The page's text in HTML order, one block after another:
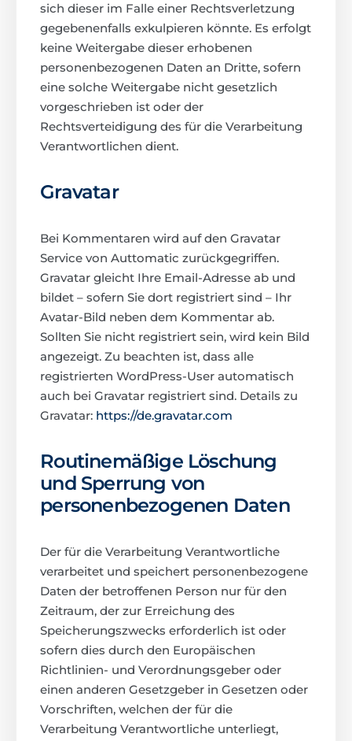
sich dieser im Falle einer Rechtsverletzung
gegebenenfalls exkulpieren könnte. Es erfolgt
keine Weitergabe dieser erhobenen
personenbezogenen Daten an Dritte, sofern
eine solche Weitergabe nicht gesetzlich
vorgeschrieben ist oder der
Rechtsverteidigung des für die Verarbeitung
Verantwortlichen dient.
Gravatar
Bei Kommentaren wird auf den Gravatar
Service von Auttomatic zurückgegriffen.
Gravatar gleicht Ihre Email-Adresse ab und
bildet – sofern Sie dort registriert sind – Ihr
Avatar-Bild neben dem Kommentar ab.
Sollten Sie nicht registriert sein, wird kein Bild
angezeigt. Zu beachten ist, dass alle
registrierten WordPress-User automatisch
auch bei Gravatar registriert sind. Details zu
Gravatar: https://de.gravatar.com
Routinemäßige Löschung
und Sperrung von
personenbezogenen Daten
Der für die Verarbeitung Verantwortliche
verarbeitet und speichert personenbezogene
Daten der betroffenen Person nur für den
Zeitraum, der zur Erreichung des
Speicherungszwecks erforderlich ist oder
sofern dies durch den Europäischen
Richtlinien- und Verordnungsgeber oder
einen anderen Gesetzgeber in Gesetzen oder
Vorschriften, welchen der für die
Verarbeitung Verantwortliche unterliegt,